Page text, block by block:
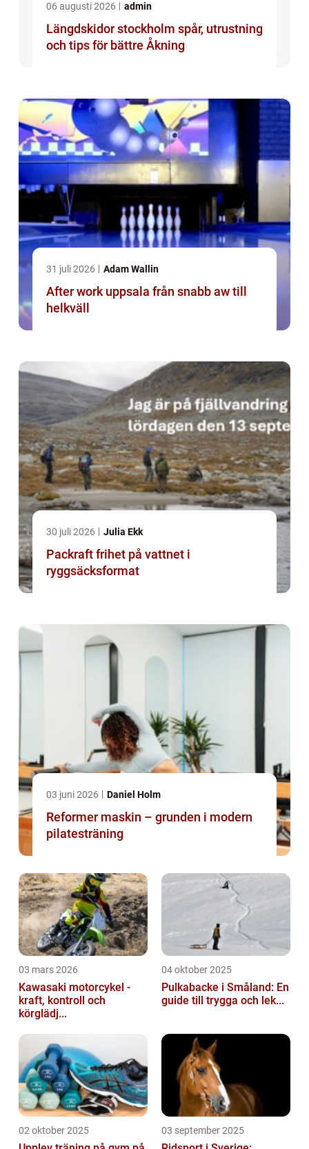
06 augusti 2026 admin
Längdskidor stockholm spår, utrustning
och tips för bättre Åkning
31 juli 2026 Adam Wallin
After work uppsala från snabb aw till
helkväll
30 juli 2026 Julia Ekk
Packraft frihet på vattnet i
ryggsäcksformat
03 juni 2026 Daniel Holm
Reformer maskin – grunden i modern
pilatesträning
03 mars 2026
Kawasaki motorcykel -
kraft, kontroll och
körglädj...
04 oktober 2025
Pulkabacke i Småland: En
guide till trygga och lek...
02 oktober 2025 03 september 2025